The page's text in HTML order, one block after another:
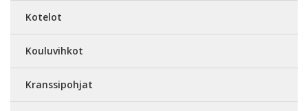
Kotelot
Kouluvihkot
Kranssipohjat